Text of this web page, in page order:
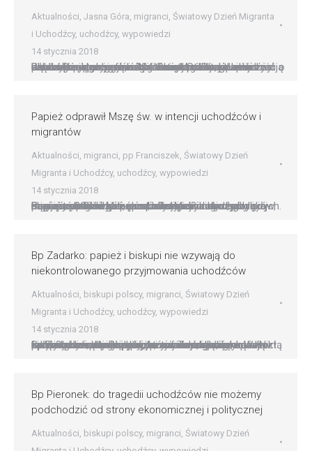
Aktualności, Jasna Góra, migranci, Światowy Dzień Migranta
i Uchodźcy, uchodźcy, wypowiedzi
14 stycznia 2018
Jasna Góra pamięta o migrantach, uchodźcach i Polakach na obczyźnie Na Jasnej Górze, gdzie krzyżują się drogi pielgrzymów świata nie możemy zapomnieć o uchodźcach, wygnańcach i emigrantach – powiedział przeor częstochowskiego klasztoru. Sanktuarium włączyło się w ogólnoświatową modlitwę z racji obchodzonego po raz 104. Dnia Migranta i Uchodźcy. Paulini przypominają, że prośba o pokój na…
Papież odprawił Mszę św. w intencji uchodźców i
migrantów
Aktualności, migranci, pp Franciszek, Światowy Dzień
Migranta i Uchodźcy, uchodźcy, wypowiedzi
14 stycznia 2018
Papież odprawił Mszę św. w intencji uchodźców i migrantów Słowa Jezusa, skierowane do Jego uczniów: ?Chodźcie, a zobaczycie!? dotyczą dzisiaj nas wszystkich: wspólnot lokalnych i nowo przybyłych. Są zaproszeniem do przezwyciężenia naszych lęków, abyśmy mogli wyjść na spotkanie z drugim, aby go przyjąć, poznać go i uznać. Przypomniał o tym Franciszek w kazaniu podczas Mszy…
Bp Zadarko: papież i biskupi nie wzywają do
niekontrolowanego przyjmowania uchodźców
Aktualności, biskupi polscy, migranci, Światowy Dzień
Migranta i Uchodźcy, uchodźcy, wypowiedzi
14 stycznia 2018
Bp Zadarko: papież i biskupi nie wzywają do niekontrolowanego przyjmowania uchodźców W żadnym nauczaniu papieża, ani żadnego biskupa nie usłyszymy wezwania do przyjmowania migrantów w sposób niekontrolowany, bez żadnych warunków. Nikt tak nie głosi. Wszyscy ci, którzy to sugerują, są albo niedouczeni, albo niepoinformowani, albo wykazują złą wolę ? powiedział bp Krzysztof Zadarko, przewodniczący Rady…
Bp Pieronek: do tragedii uchodźców nie możemy
podchodzić od strony ekonomicznej i politycznej
Aktualności, biskupi polscy, migranci, Światowy Dzień